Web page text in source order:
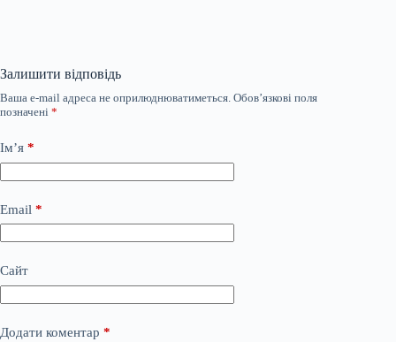
Залишити відповідь
Ваша e-mail адреса не оприлюднюватиметься. Обов’язкові поля
позначені *
Ім’я *
Email *
Сайт
Додати коментар *